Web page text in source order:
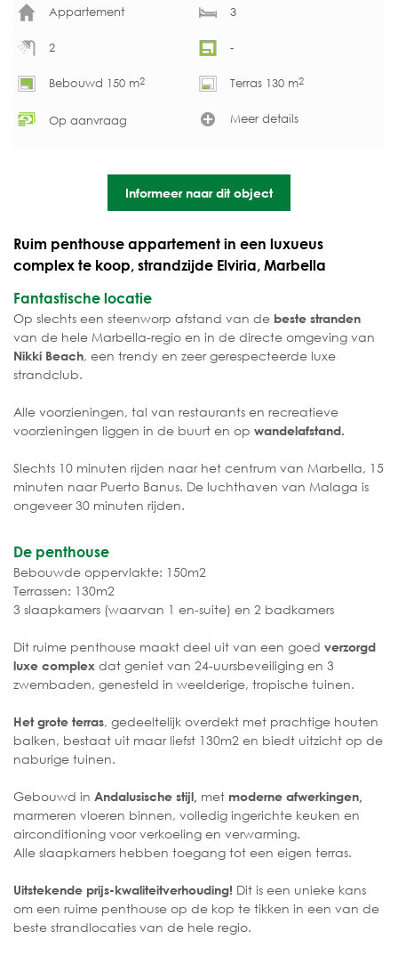
Appartement 3
2 -
Bebouwd 150 m2 Terras 130 m2
Op aanvraag Meer details
Informeer naar dit object
Ruim penthouse appartement in een luxueus
complex te koop, strandzijde Elviria, Marbella
Fantastische locatie
Op slechts een steenworp afstand van de beste stranden
van de hele Marbella-regio en in de directe omgeving van
Nikki Beach, een trendy en zeer gerespecteerde luxe
strandclub.
Alle voorzieningen, tal van restaurants en recreatieve
voorzieningen liggen in de buurt en op wandelafstand.
Slechts 10 minuten rijden naar het centrum van Marbella, 15
minuten naar Puerto Banus. De luchthaven van Malaga is
ongeveer 30 minuten rijden.
De penthouse
Bebouwde oppervlakte: 150m2
Terrassen: 130m2
3 slaapkamers (waarvan 1 en-suite) en 2 badkamers
Dit ruime penthouse maakt deel uit van een goed verzorgd
luxe complex dat geniet van 24-uursbeveiliging en 3
zwembaden, genesteld in weelderige, tropische tuinen.
Het grote terras, gedeeltelijk overdekt met prachtige houten
balken, bestaat uit maar liefst 130m2 en biedt uitzicht op de
naburige tuinen.
Gebouwd in Andalusische stijl, met moderne afwerkingen,
marmeren vloeren binnen, volledig ingerichte keuken en
airconditioning voor verkoeling en verwarming.
Alle slaapkamers hebben toegang tot een eigen terras.
Uitstekende prijs-kwaliteitverhouding! Dit is een unieke kans
om een ruime penthouse op de kop te tikken in een van de
beste strandlocaties van de hele regio.